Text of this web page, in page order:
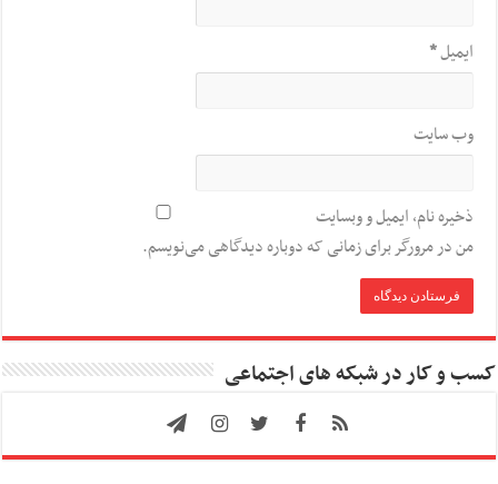
ایمیل*
وب‌ سایت
ذخیره نام، ایمیل و وبسایت
من در مرورگر برای زمانی که دوباره دیدگاهی می‌نویسم.
کسب و کار در شبکه های اجتماعی